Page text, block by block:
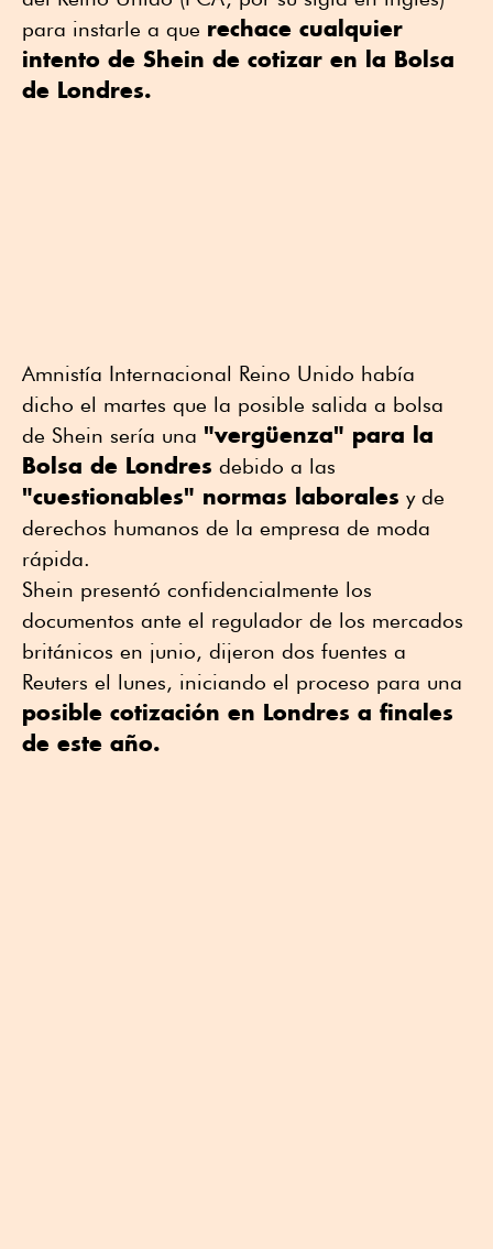
para instarle a que rechace cualquier
intento de Shein de cotizar en la Bolsa
de Londres.
Amnistía Internacional Reino Unido había
dicho el martes que la posible salida a bolsa
de Shein sería una "vergüenza" para la
Bolsa de Londres debido a las
"cuestionables" normas laborales y de
derechos humanos de la empresa de moda
rápida.
Shein presentó confidencialmente los
documentos ante el regulador de los mercados
británicos en junio, dijeron dos fuentes a
Reuters el lunes, iniciando el proceso para una
posible cotización en Londres a finales
de este año.